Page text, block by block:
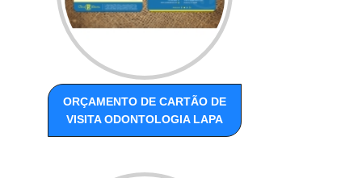
ORÇAMENTO DE CARTÃO DE
VISITA ODONTOLOGIA LAPA